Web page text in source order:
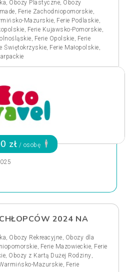
, Obozy Plastyczne, Obozy
, Ferie Zachodniopomorskie,
Mazurskie, Ferie Podlaskie,
, Ferie Kujawsko-Pomorskie,
, Ferie Opolskie, Ferie
Świętokrzyskie, Ferie Małopolskie,
zł / osobę
2024 NA
, Obozy Rekreacyjne, Obozy dla
, Ferie Mazowieckie, Ferie
, Obozy z Kartą Dużej Rodziny,
Mazurskie, Ferie